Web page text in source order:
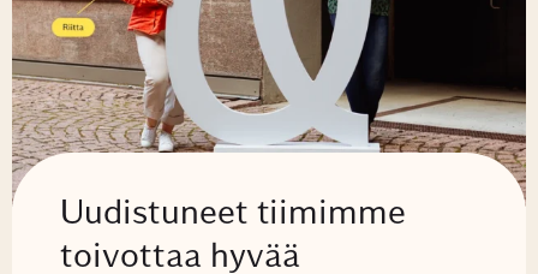
Uudistuneet tiimimme
toivottaa hyvää